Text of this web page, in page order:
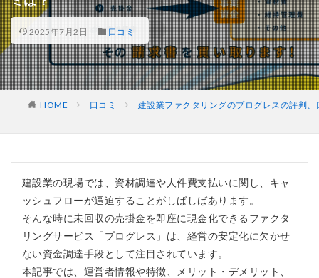
2025年7月2日 口コミ
HOME 口コミ 建設業ファクタリングのプログレスの評判、
建設業の現場では、資材調達や人件費支払いに関し、キャ
ッシュフローが逼迫することがしばしばあります。
そんな時に未回収の売掛金を即座に現金化できるファクタ
リングサービス「プログレス」は、経営の安定化に欠かせ
ない資金調達手段として注目されています。
本記事では、運営者情報や特徴、メリット・デメリット、